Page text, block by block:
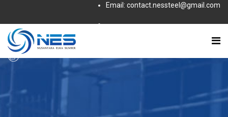
Email: contact.nessteel@gmail.com